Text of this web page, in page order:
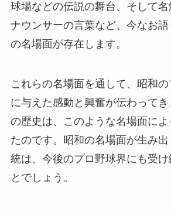
球場などの伝説の舞台、そして
ナウンサーの言葉など、今なお語
の名場面が存在します。
これらの名場面を通して、昭和
に与えた感動と興奮が伝わって
の歴史は、このような名場面によ
たのです。昭和の名場面が生み
統は、今後のプロ野球界にも受
とでしょう。